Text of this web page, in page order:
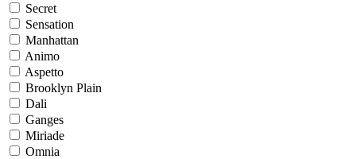
Secret
Sensation
Manhattan
Animo
Aspetto
Brooklyn Plain
Dali
Ganges
Miriade
Omnia